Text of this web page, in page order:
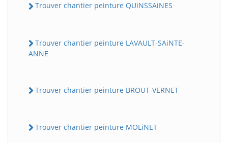
Trouver chantier peinture QUiNSSAiNES
Trouver chantier peinture LAVAULT-SAiNTE-
ANNE
Trouver chantier peinture BROUT-VERNET
Trouver chantier peinture MOLiNET